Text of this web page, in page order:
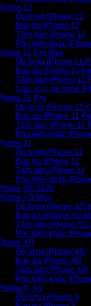
12
Ốp lưng iPhone 12
Bao da iPhone 12
Tấm dán iPhone 12
Phụ kiện khác
11 Pro Max
Ốp lưng iPhone 11
Bao da iPhone 11
Tấm dán iPhone 11
Cáp, sạc, tai nghe
11 Pro
Ốp lưng iPhone 11
Bao da iPhone 11
Tấm dán iPhone 11
Phụ kiện khác
11
Ốp lưng iPhone 11
Bao da iPhone 11
Tấm dán iPhone 11
Phụ kiện khác
SE 2020
XS Max
Ốp lưng iPhone XS
Bao da iPhone XS
Tấm dán iPhone XS
Phụ kiện khác
XR
Ốp lưng iPhone XR
Bao da iPhone XR
Tấm dán iPhone XR
Phụ kiện khác
X, Xs
Ốp lưng iPhone X